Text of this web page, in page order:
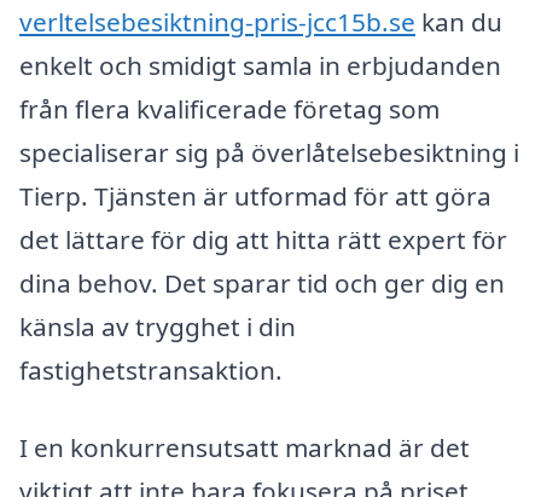
verltelsebesiktning-pris-jcc15b.se kan du
enkelt och smidigt samla in erbjudanden
från flera kvalificerade företag som
specialiserar sig på överlåtelsebesiktning i
Tierp. Tjänsten är utformad för att göra
det lättare för dig att hitta rätt expert för
dina behov. Det sparar tid och ger dig en
känsla av trygghet i din
fastighetstransaktion.
I en konkurrensutsatt marknad är det